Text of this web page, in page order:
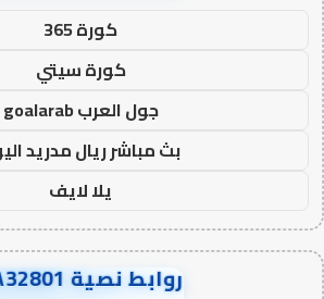
كورة 365
كورة سيتي
جول العرب goalarab
بث مباشر ريال مدريد
يلا لايف
روابط نصية AA32801